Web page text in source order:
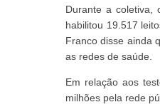
Durante a coletiva,
habilitou 19.517
Franco disse ainda
as redes de saúde.
Em relação aos
milhões pela rede